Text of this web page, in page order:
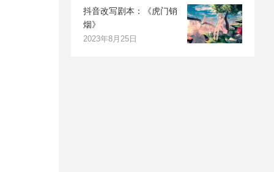
抖音改写剧本：《虎门销
烟》
2023年8月25日